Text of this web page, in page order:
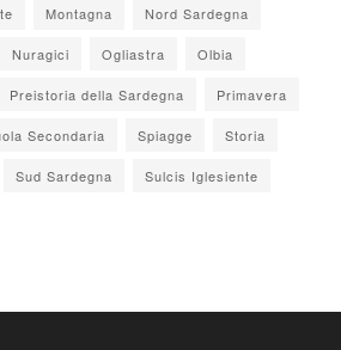
Montagna Nord Sardegna
Nuragici Ogliastra Olbia
Preistoria della Sardegna Primavera
Secondaria Spiagge Storia
Sud Sardegna Sulcis Iglesiente